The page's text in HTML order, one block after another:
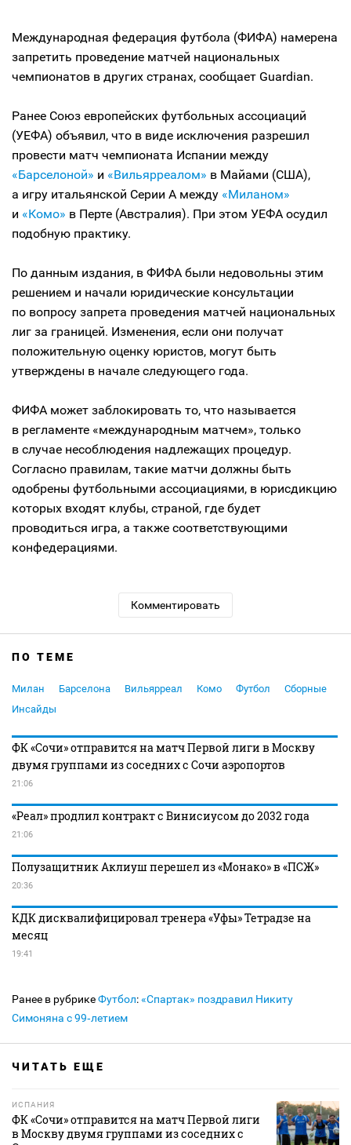
Международная федерация футбола (ФИФА) намерена
запретить проведение матчей национальных
чемпионатов в других странах, сообщает Guardian.
Ранее Союз европейских футбольных ассоциаций
(УЕФА) объявил, что в виде исключения разрешил
провести матч чемпионата Испании между
«Барселоной» и «Вильярреалом» в Майами (США),
а игру итальянской Серии А между «Миланом»
и «Комо» в Перте (Австралия). При этом УЕФА осудил
подобную практику.
По данным издания, в ФИФА были недовольны этим
решением и начали юридические консультации
по вопросу запрета проведения матчей национальных
лиг за границей. Изменения, если они получат
положительную оценку юристов, могут быть
утверждены в начале следующего года.
ФИФА может заблокировать то, что называется
в регламенте «международным матчем», только
в случае несоблюдения надлежащих процедур.
Согласно правилам, такие матчи должны быть
одобрены футбольными ассоциациями, в юрисдикцию
которых входят клубы, страной, где будет
проводиться игра, а также соответствующими
конфедерациями.
Комментировать
ПО ТЕМЕ
Милан Барселона Вильярреал Комо Футбол
Сборные
Инсайды
ФК «Сочи» отправится на матч Первой лиги в Москву
двумя группами из соседних с Сочи аэропортов
21:06
«Реал» продлил контракт с Винисиусом до 2032 года
21:06
Полузащитник Аклиуш перешел из «Монако» в «ПСЖ»
20:36
КДК дисквалифицировал тренера «Уфы» Тетрадзе на
месяц
19:41
Ранее в рубрикеФутбол:«Спартак» поздравил Никиту
Симоняна с 99‑летием
ЧИТАТЬ ЕЩЕ
ИСПАНИЯ
ФК «Сочи» отправится на матч Первой лиги
в Москву двумя группами из соседних с